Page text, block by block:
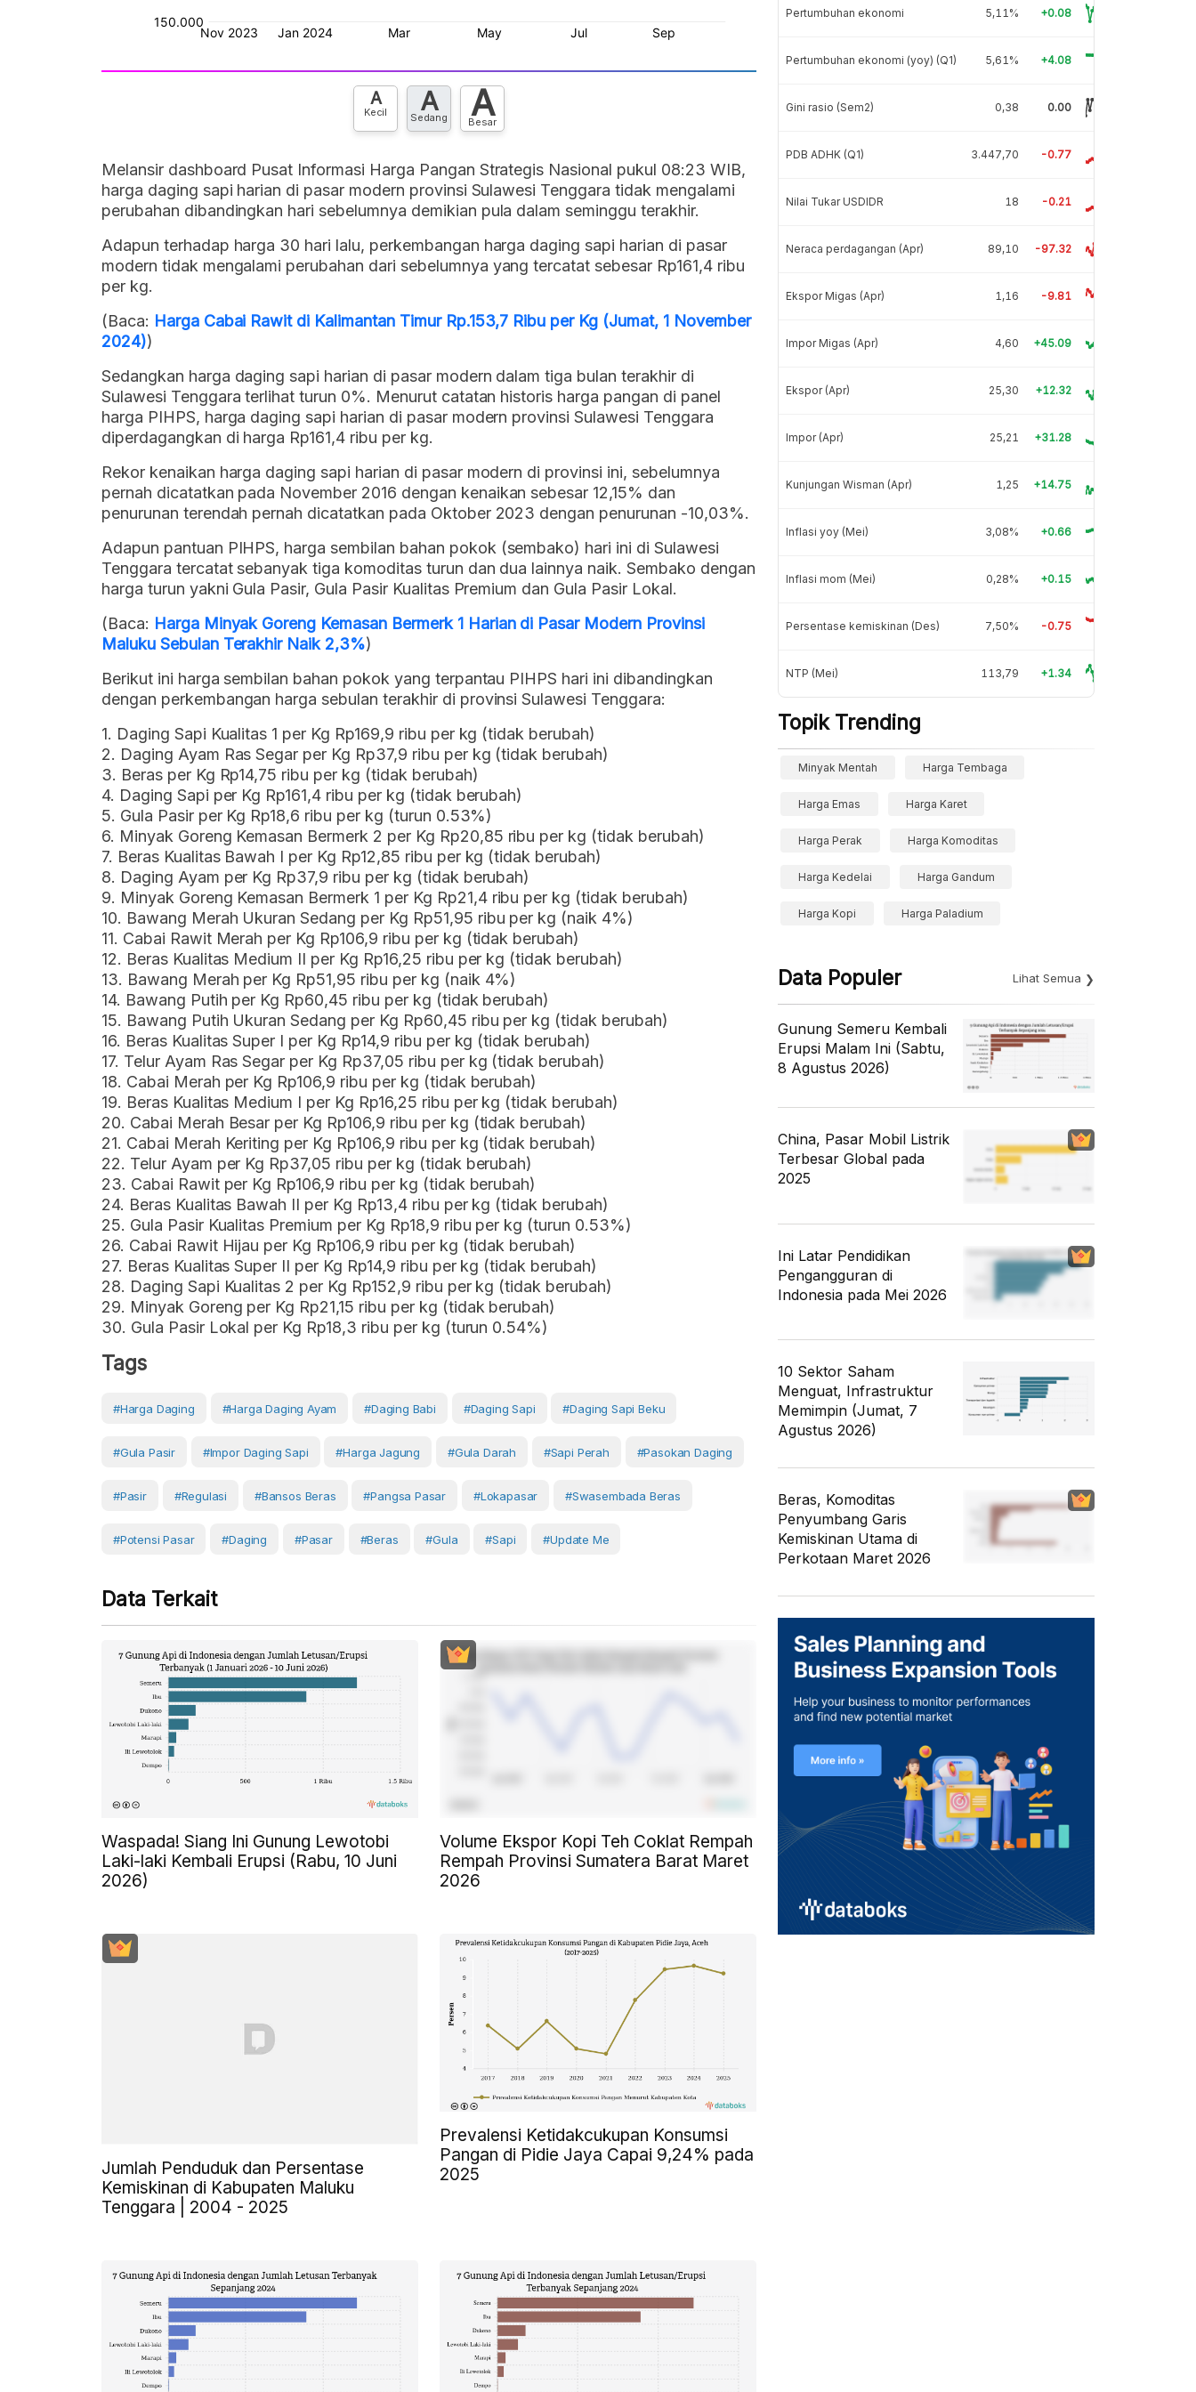
A
Kecil A
Sedang A
Besar
Melansir dashboard Pusat Informasi Harga Pangan Strategis Nasional pukul 08:23 WIB,
harga daging sapi harian di pasar modern provinsi Sulawesi Tenggara tidak mengalami
perubahan dibandingkan hari sebelumnya demikian pula dalam seminggu terakhir.
Adapun terhadap harga 30 hari lalu, perkembangan harga daging sapi harian di pasar
modern tidak mengalami perubahan dari sebelumnya yang tercatat sebesar Rp161,4 ribu
per kg.
(Baca: Harga Cabai Rawit di Kalimantan Timur Rp.153,7 Ribu per Kg (Jumat, 1 November
2024))
Sedangkan harga daging sapi harian di pasar modern dalam tiga bulan terakhir di
Sulawesi Tenggara terlihat turun 0%. Menurut catatan historis harga pangan di panel
harga PIHPS, harga daging sapi harian di pasar modern provinsi Sulawesi Tenggara
diperdagangkan di harga Rp161,4 ribu per kg.
Rekor kenaikan harga daging sapi harian di pasar modern di provinsi ini, sebelumnya
pernah dicatatkan pada November 2016 dengan kenaikan sebesar 12,15% dan
penurunan terendah pernah dicatatkan pada Oktober 2023 dengan penurunan -10,03%.
Adapun pantuan PIHPS, harga sembilan bahan pokok (sembako) hari ini di Sulawesi
Tenggara tercatat sebanyak tiga komoditas turun dan dua lainnya naik. Sembako dengan
harga turun yakni Gula Pasir, Gula Pasir Kualitas Premium dan Gula Pasir Lokal.
(Baca: Harga Minyak Goreng Kemasan Bermerk 1 Harian di Pasar Modern Provinsi
Maluku Sebulan Terakhir Naik 2,3%)
Berikut ini harga sembilan bahan pokok yang terpantau PIHPS hari ini dibandingkan
dengan perkembangan harga sebulan terakhir di provinsi Sulawesi Tenggara:
1. Daging Sapi Kualitas 1 per Kg Rp169,9 ribu per kg (tidak berubah)
2. Daging Ayam Ras Segar per Kg Rp37,9 ribu per kg (tidak berubah)
3. Beras per Kg Rp14,75 ribu per kg (tidak berubah)
4. Daging Sapi per Kg Rp161,4 ribu per kg (tidak berubah)
5. Gula Pasir per Kg Rp18,6 ribu per kg (turun 0.53%)
6. Minyak Goreng Kemasan Bermerk 2 per Kg Rp20,85 ribu per kg (tidak berubah)
7. Beras Kualitas Bawah I per Kg Rp12,85 ribu per kg (tidak berubah)
8. Daging Ayam per Kg Rp37,9 ribu per kg (tidak berubah)
9. Minyak Goreng Kemasan Bermerk 1 per Kg Rp21,4 ribu per kg (tidak berubah)
10. Bawang Merah Ukuran Sedang per Kg Rp51,95 ribu per kg (naik 4%)
11. Cabai Rawit Merah per Kg Rp106,9 ribu per kg (tidak berubah)
12. Beras Kualitas Medium II per Kg Rp16,25 ribu per kg (tidak berubah)
13. Bawang Merah per Kg Rp51,95 ribu per kg (naik 4%)
14. Bawang Putih per Kg Rp60,45 ribu per kg (tidak berubah)
15. Bawang Putih Ukuran Sedang per Kg Rp60,45 ribu per kg (tidak berubah)
16. Beras Kualitas Super I per Kg Rp14,9 ribu per kg (tidak berubah)
17. Telur Ayam Ras Segar per Kg Rp37,05 ribu per kg (tidak berubah)
18. Cabai Merah per Kg Rp106,9 ribu per kg (tidak berubah)
19. Beras Kualitas Medium I per Kg Rp16,25 ribu per kg (tidak berubah)
20. Cabai Merah Besar per Kg Rp106,9 ribu per kg (tidak berubah)
21. Cabai Merah Keriting per Kg Rp106,9 ribu per kg (tidak berubah)
22. Telur Ayam per Kg Rp37,05 ribu per kg (tidak berubah)
23. Cabai Rawit per Kg Rp106,9 ribu per kg (tidak berubah)
24. Beras Kualitas Bawah II per Kg Rp13,4 ribu per kg (tidak berubah)
25. Gula Pasir Kualitas Premium per Kg Rp18,9 ribu per kg (turun 0.53%)
26. Cabai Rawit Hijau per Kg Rp106,9 ribu per kg (tidak berubah)
27. Beras Kualitas Super II per Kg Rp14,9 ribu per kg (tidak berubah)
28. Daging Sapi Kualitas 2 per Kg Rp152,9 ribu per kg (tidak berubah)
29. Minyak Goreng per Kg Rp21,15 ribu per kg (tidak berubah)
30. Gula Pasir Lokal per Kg Rp18,3 ribu per kg (turun 0.54%)
Tags
#Harga Daging #harga Daging Ayam #daging Babi #Daging Sapi #daging Sapi Beku
#Gula Pasir #impor Daging Sapi #Harga Jagung #gula Darah #sapi Perah #pasokan Daging
#pasir #regulasi #bansos Beras #Pangsa Pasar #lokapasar #swasembada Beras
#Potensi Pasar #Daging #Pasar #Beras #Gula #Sapi #Update Me
Data Terkait
Waspada! Siang Ini Gunung Lewotobi
Laki-laki Kembali Erupsi (Rabu, 10 Juni
2026)
Volume Ekspor Kopi Teh Coklat Rempah
Rempah Provinsi Sumatera Barat Maret
2026
Jumlah Penduduk dan Persentase
Kemiskinan di Kabupaten Maluku
Tenggara | 2004 - 2025
Prevalensi Ketidakcukupan Konsumsi
Pangan di Pidie Jaya Capai 9,24% pada
2025
Pertumbuhan ekonomi 5,11% +0.08
Pertumbuhan ekonomi (yoy) (Q1) 5,61% +4.08
Gini rasio (Sem2) 0,38 0.00
PDB ADHK (Q1) 3.447,70 -0.77
Nilai Tukar USDIDR 18 -0.21
Neraca perdagangan (Apr) 89,10 -97.32
Ekspor Migas (Apr) 1,16 -9.81
Impor Migas (Apr) 4,60 +45.09
Ekspor (Apr) 25,30 +12.32
Impor (Apr) 25,21 +31.28
Kunjungan Wisman (Apr) 1,25 +14.75
Inflasi yoy (Mei) 3,08% +0.66
Inflasi mom (Mei) 0,28% +0.15
Persentase kemiskinan (Des) 7,50% -0.75
NTP (Mei) 113,79 +1.34
Topik Trending
Minyak Mentah Harga Tembaga
Harga Emas Harga Karet
Harga Perak Harga Komoditas
Harga Kedelai Harga Gandum
Harga Kopi Harga Paladium
Data Populer Lihat Semua
Gunung Semeru Kembali
Erupsi Malam Ini (Sabtu,
8 Agustus 2026)
China, Pasar Mobil Listrik
Terbesar Global pada
2025
Ini Latar Pendidikan
Pengangguran di
Indonesia pada Mei 2026
10 Sektor Saham
Menguat, Infrastruktur
Memimpin (Jumat, 7
Agustus 2026)
Beras, Komoditas
Penyumbang Garis
Kemiskinan Utama di
Perkotaan Maret 2026